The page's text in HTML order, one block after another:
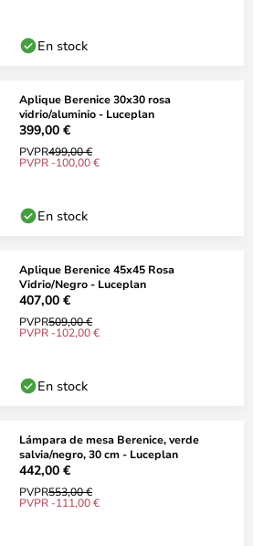
En stock
Aplique Berenice 30x30 rosa
vidrio/aluminio - Luceplan
399,00 €
PVPR499,00 €
PVPR -100,00 €
En stock
Aplique Berenice 45x45 Rosa
Vidrio/Negro - Luceplan
407,00 €
PVPR509,00 €
PVPR -102,00 €
En stock
Lámpara de mesa Berenice, verde
salvia/negro, 30 cm - Luceplan
442,00 €
PVPR553,00 €
PVPR -111,00 €